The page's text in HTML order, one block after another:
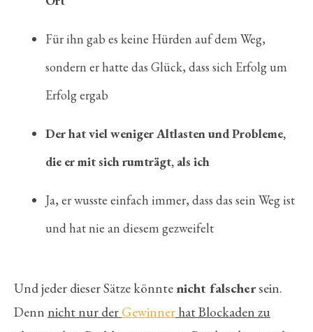
Für ihn gab es keine Hürden auf dem Weg,
sondern er hatte das Glück, dass sich Erfolg um
Erfolg ergab
Der hat viel weniger Altlasten und Probleme,
die er mit sich rumträgt, als ich
Ja, er wusste einfach immer, dass das sein Weg ist
und hat nie an diesem gezweifelt
Und jeder dieser Sätze könnte nicht falschersein.
Denn nicht nur der Gewinner hat Blockaden zu